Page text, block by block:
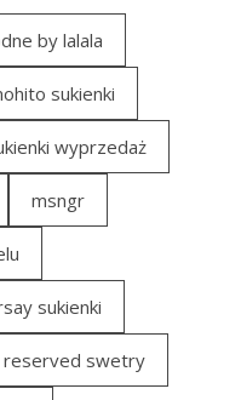
by lalala
sukienki
wyprzedaż
msngr
sukienki
reserved swetry